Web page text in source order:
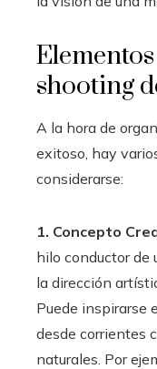
shooting
A la hora de
exitoso, hay
considerarse:
1. Concepto
hilo conductor de
la dirección
Puede inspirarse
desde corrientes
naturales. Por